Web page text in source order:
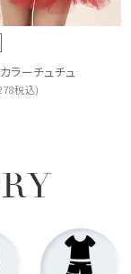
ラーチュチュ
税込)